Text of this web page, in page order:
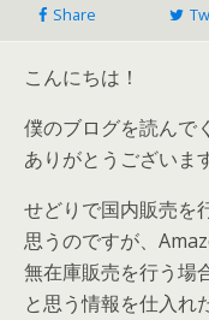
Share
こんにちは！
僕のブログを読んで
ありがとうございま
せどりで国内販売を
思うのですが、
無在庫販売を行う場
と思う情報を仕入れ